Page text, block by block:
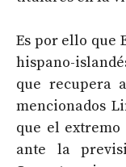
Es por ello que
hispano-
que recupera a
mencionados
que el
ante la